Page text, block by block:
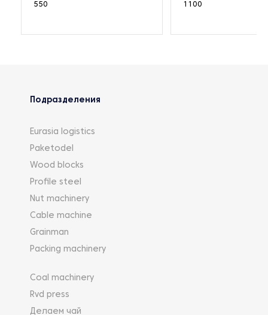
550
1100
Подразделения
Eurasia logistics
Paketodel
Wood blocks
Profile steel
Nut machinery
Cable machine
Grainman
Packing machinery
Coal machinery
Rvd press
Делаем чай